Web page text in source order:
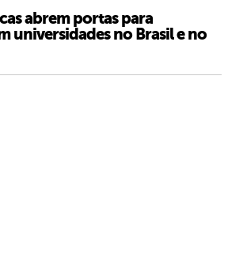
abrem portas para
universidades no Brasil e no